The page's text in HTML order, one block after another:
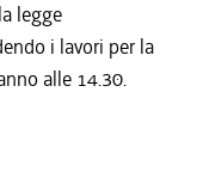
legge
i lavori per la
alle 14.30.